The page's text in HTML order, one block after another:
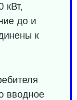
кВт,
до и
к
вводное